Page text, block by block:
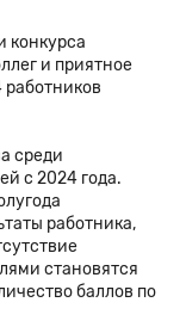
конкурса
и приятное
среди
с 2024 года.
работника,
становятся
баллов по